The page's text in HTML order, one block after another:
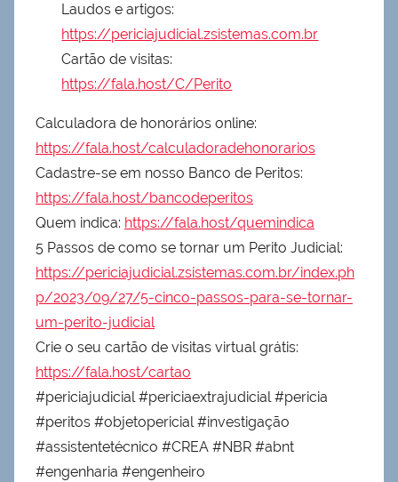
Laudos e artigos:
https://periciajudicial.zsistemas.com.br
Cartão de visitas:
https://fala.host/C/Perito
Calculadora de honorários online:
https://fala.host/calculadoradehonorarios
Cadastre-se em nosso Banco de Peritos:
https://fala.host/bancodeperitos
Quem indica: https://fala.host/quemindica
5 Passos de como se tornar um Perito Judicial:
https://periciajudicial.zsistemas.com.br/index.ph
p/2023/09/27/5-cinco-passos-para-se-tornar-
um-perito-judicial
Crie o seu cartão de visitas virtual grátis:
https://fala.host/cartao
#periciajudicial #periciaextrajudicial #pericia
#peritos #objetopericial #investigação
#assistentetécnico #CREA #NBR #abnt
#engenharia #engenheiro